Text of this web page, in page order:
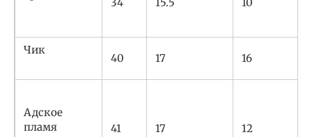
Чик
40 17 16
Адское
пламя
41 17 12